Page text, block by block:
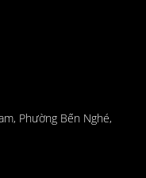
Phường Bến Nghé,